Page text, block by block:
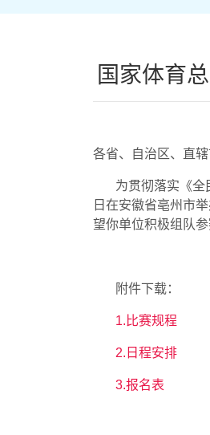
国家体育
各省、自治区、直
为贯彻落实《
日在安徽省亳州市
望你单位积极组队参
附件下载：
1.比赛规程
2.日程安排
3.报名表